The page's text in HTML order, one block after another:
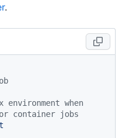
.
environment when
container jobs